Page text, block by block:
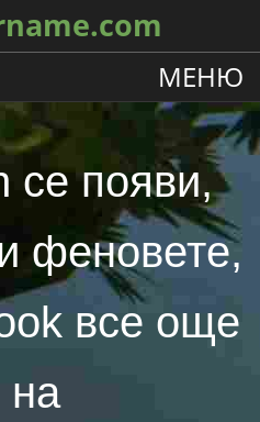
МЕНЮ
се появи,
феновете,
все още
на